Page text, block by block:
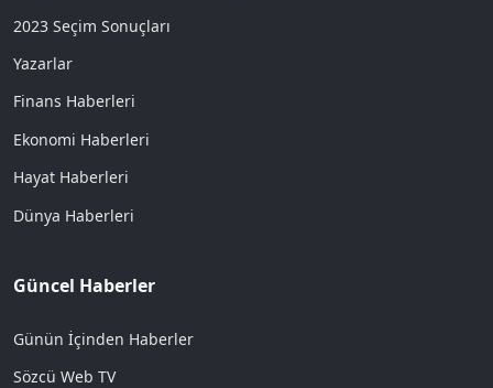
2023 Seçim Sonuçları
Yazarlar
Finans Haberleri
Ekonomi Haberleri
Hayat Haberleri
Dünya Haberleri
Güncel Haberler
Günün İçinden Haberler
Sözcü Web TV